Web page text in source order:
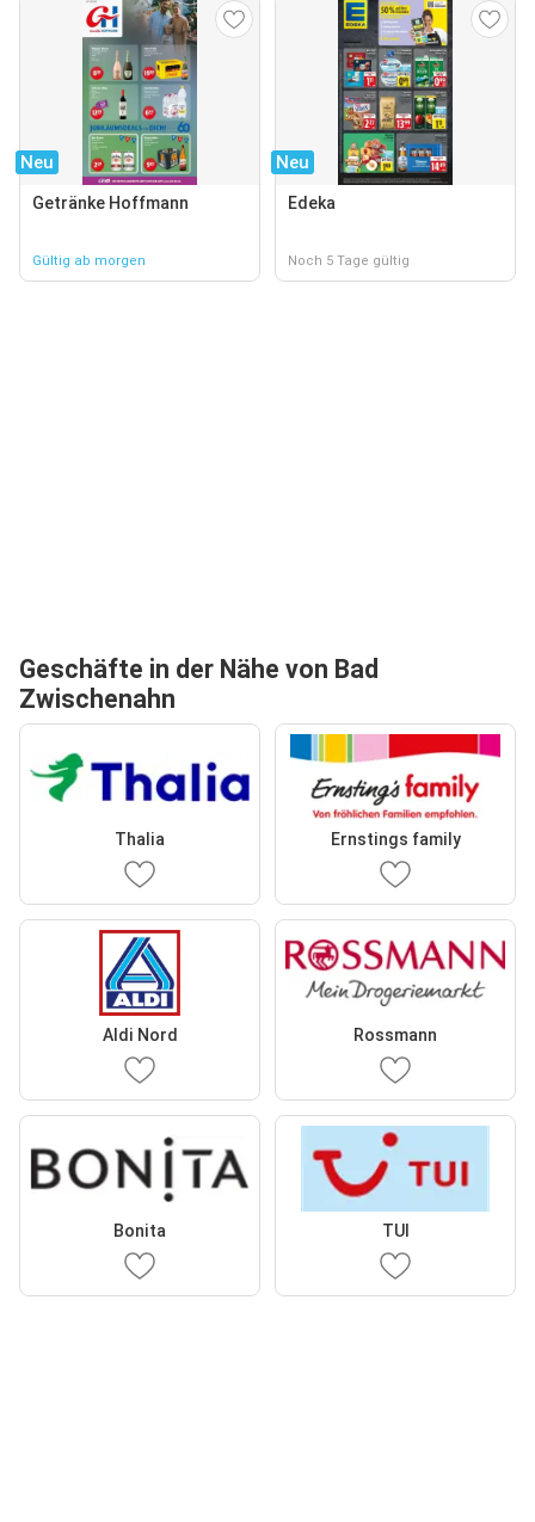
Neu
Getränke Hoffmann
Gültig ab morgen
Neu
Edeka
Noch 5 Tage gültig
Geschäfte in der Nähe von Bad
Zwischenahn
Thalia Ernstings family
Aldi Nord Rossmann
Bonita TUI